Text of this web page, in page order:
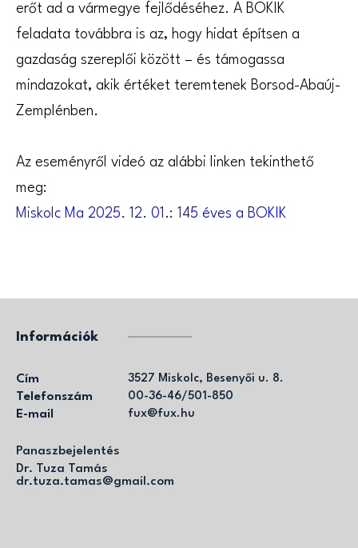
erőt ad a vármegye fejlődéséhez. A BOKIK
feladata továbbra is az, hogy hidat építsen a
gazdaság szereplői között – és támogassa
mindazokat, akik értéket teremtenek Borsod-Abaúj-
Zemplénben.
Az eseményről videó az alábbi linken tekinthető
meg:
Miskolc Ma 2025. 12. 01.: 145 éves a BOKIK
Információk
Cím 3527 Miskolc, Besenyői u. 8.
Telefonszám 00-36-46/501-850
E-mail fux@fux.hu
Panaszbejelentés
Dr. Tuza Tamás
dr.tuza.tamas@gmail.com